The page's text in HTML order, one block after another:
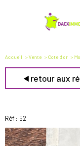
Accueil Vente Cote d or
retour aux
Réf : 52